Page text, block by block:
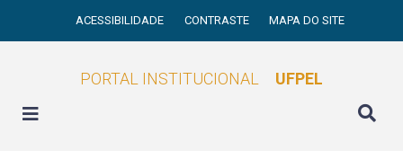
ACESSIBILIDADE CONTRASTE MAPA DO SITE
PORTAL INSTITUCIONAL UFPEL